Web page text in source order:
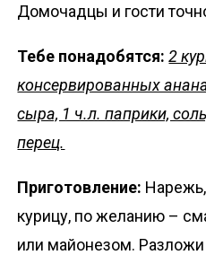
Домочадцы и гости
Тебе понадобятся:2
консервированных
сыра, 1 ч.л. паприки,
перец.
Приготовление:
курицу, по желанию –
или майонезом.